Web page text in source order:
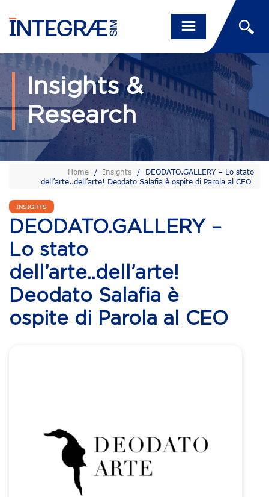
Insights &
Research
Home / Insights /
DEODATO.GALLERY – Lo stato
dell’arte..dell’arte! Deodato Salafia è ospite di Parola al CEO
INSIGHTS
DEODATO.GALLERY –
Lo stato
dell’arte..dell’arte!
Deodato Salafia è
ospite di Parola al CEO